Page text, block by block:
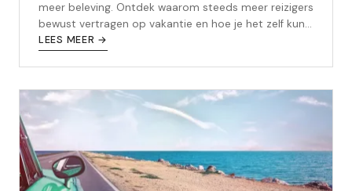
meer beleving. Ontdek waarom steeds meer reizigers
bewust vertragen op vakantie en hoe je het zelf kunt
aanpakken.
LEES MEER →